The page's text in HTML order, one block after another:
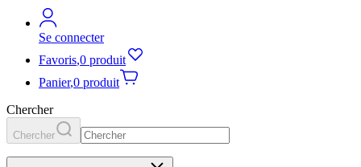
Se connecter
Favoris,0 produit
Panier,0 produit
Chercher
Chercher